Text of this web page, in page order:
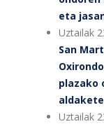
eta
Uztailak
San
plazako
Uztailak